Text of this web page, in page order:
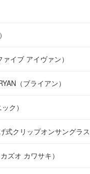
イブ アイヴァン）
（ブライアン）
ク）
式クリップオンサングラス
ズオ カワサキ）